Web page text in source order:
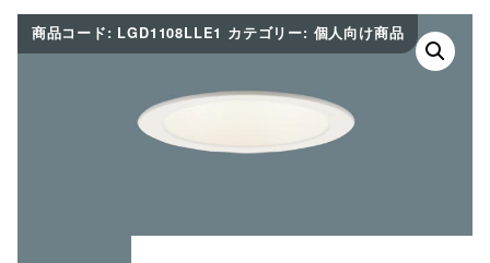
商品コード: LGD1108LLE1 カテゴリー: 個人向け商品